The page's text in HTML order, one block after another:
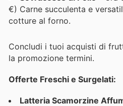
€) Carne succulenta e
cotture al forno.
Concludi i tuoi acquisti di
la promozione termini.
Offerte Freschi e Surgelati:
Latteria Scamorzine